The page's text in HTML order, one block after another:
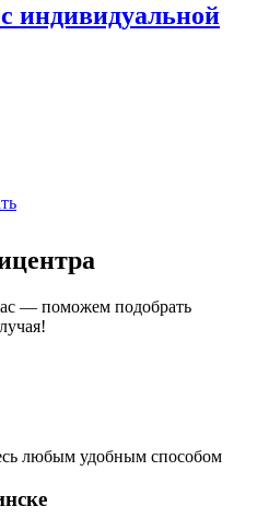
индивидуальной
— поможем подобрать
любым удобным способом